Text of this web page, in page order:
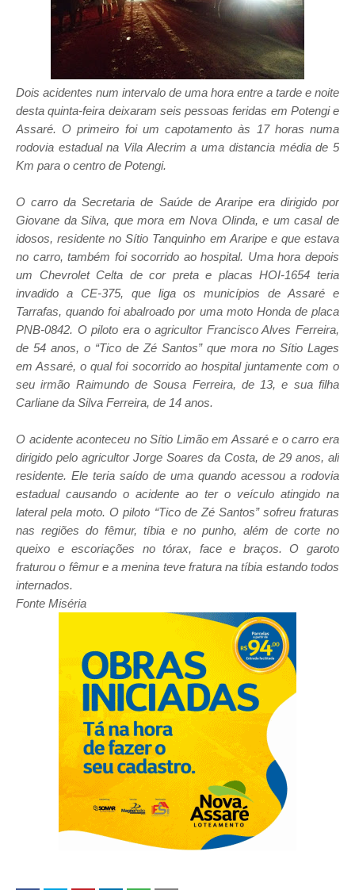
Dois acidentes num intervalo de uma hora entre a tarde e noite
desta quinta-feira deixaram seis pessoas feridas em Potengi e
Assaré. O primeiro foi um capotamento às 17 horas numa
rodovia estadual na Vila Alecrim a uma distancia média de 5
Km para o centro de Potengi.
O carro da Secretaria de Saúde de Araripe era dirigido por
Giovane da Silva, que mora em Nova Olinda, e um casal de
idosos, residente no Sítio Tanquinho em Araripe e que estava
no carro, também foi socorrido ao hospital. Uma hora depois
um Chevrolet Celta de cor preta e placas HOI-1654 teria
invadido a CE-375, que liga os municípios de Assaré e
Tarrafas, quando foi abalroado por uma moto Honda de placa
PNB-0842. O piloto era o agricultor Francisco Alves Ferreira,
de 54 anos, o “Tico de Zé Santos” que mora no Sítio Lages
em Assaré, o qual foi socorrido ao hospital juntamente com o
seu irmão Raimundo de Sousa Ferreira, de 13, e sua filha
Carliane da Silva Ferreira, de 14 anos.
O acidente aconteceu no Sítio Limão em Assaré e o carro era
dirigido pelo agricultor Jorge Soares da Costa, de 29 anos, ali
residente. Ele teria saído de uma quando acessou a rodovia
estadual causando o acidente ao ter o veículo atingido na
lateral pela moto. O piloto “Tico de Zé Santos” sofreu fraturas
nas regiões do fêmur, tíbia e no punho, além de corte no
queixo e escoriações no tórax, face e braços. O garoto
fraturou o fêmur e a menina teve fratura na tíbia estando todos
internados.
Fonte Miséria